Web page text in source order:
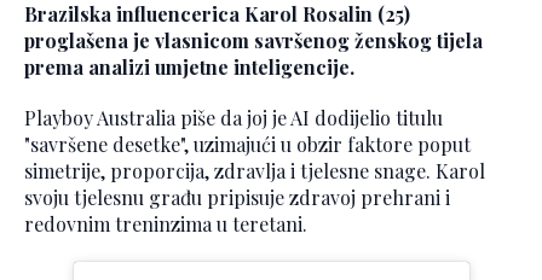
Brazilska influencerica Karol Rosalin (25)
proglašena je vlasnicom savršenog ženskog tijela
prema analizi umjetne inteligencije.
Playboy Australia piše da joj je AI dodijelio titulu
"savršene desetke", uzimajući u obzir faktore poput
simetrije, proporcija, zdravlja i tjelesne snage. Karol
svoju tjelesnu građu pripisuje zdravoj prehrani i
redovnim treninzima u teretani.